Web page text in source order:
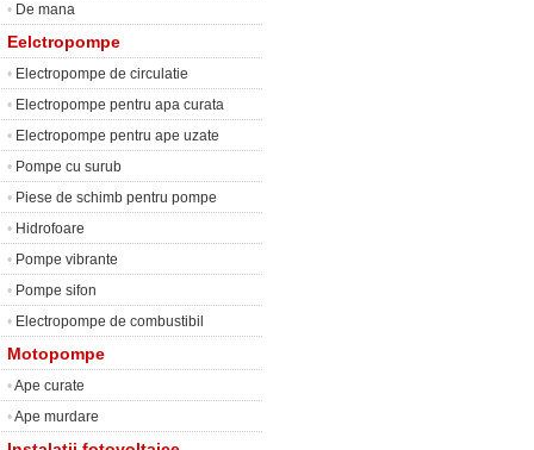
• De mana
Eelctropompe
• Electropompe de circulatie
• Electropompe pentru apa curata
• Electropompe pentru ape uzate
• Pompe cu surub
• Piese de schimb pentru pompe
• Hidrofoare
• Pompe vibrante
• Pompe sifon
• Electropompe de combustibil
Motopompe
•Ape curate
•Ape murdare